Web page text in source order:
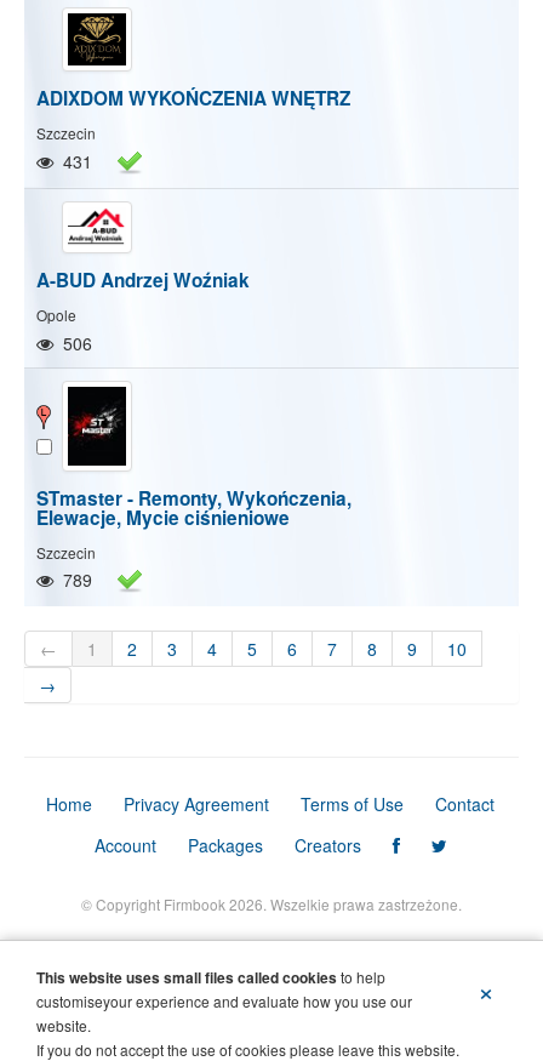
ADIXDOM WYKOŃCZENIA WNĘTRZ
Szczecin
431
A-BUD Andrzej Woźniak
Opole
506
STmaster - Remonty, Wykończenia,
Elewacje, Mycie ciśnieniowe
Szczecin
789
← 1 2 3 4 5 6 7 8 9
10
→
Home Privacy Agreement Terms of Use
Contact
Account
Packages Creators
© Copyright Firmbook 2026. Wszelkie prawa zastrzeżone.
×
This website uses small files called cookiesto help
customiseyour experience and evaluate how you use our
website.
If you do not accept the use of cookies please leave this website.